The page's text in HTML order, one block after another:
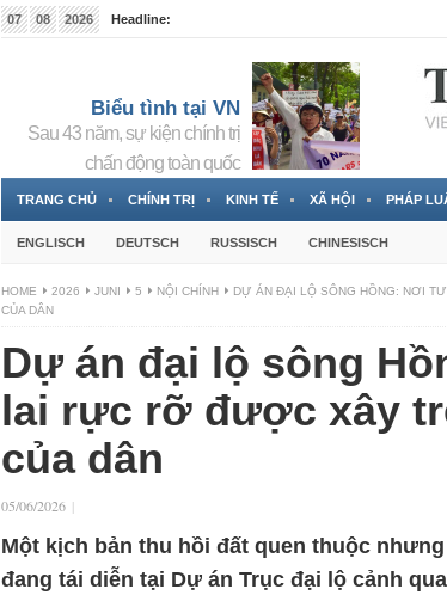
07 08 2026
Headline:
Biểu tình tại VN
Sau 43 năm, sự kiện chính trị
chấn động toàn quốc
TRANG CHỦ CHÍNH TRỊ KINH TẾ XÃ HỘI PHÁP
ENGLISCH DEUTSCH RUSSISCH CHINESISCH
HOME 2026 JUNI 5 NỘI CHÍNH
DỰ ÁN ĐẠI LỘ SÔNG HỒNG: NƠI
CỦA DÂN
Dự án đại lộ sông
lai rực rỡ được xây
của dân
05/06/2026 |
Một kịch bản thu hồi đất quen thuộc
đang tái diễn tại Dự án Trục đại lộ cảnh